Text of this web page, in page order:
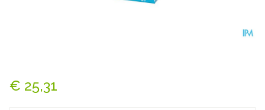
€ 25,31